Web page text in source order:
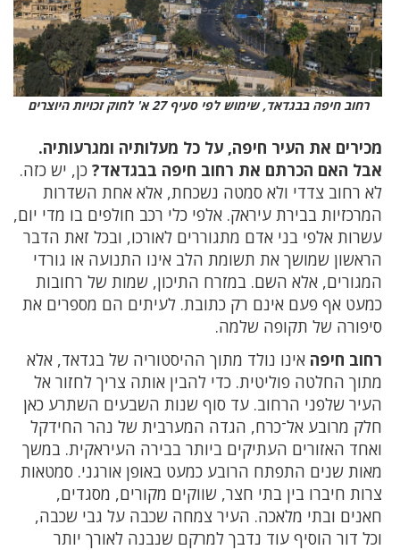
רחוב חיפה בבגדאד, שימוש לפי סעיף 27 א' לחוק זכויות היוצרים
מכירים את העיר חיפה, על כל מעלותיה ומגרעותיה.
אבל האם הכרתם את רחוב חיפה בבגדאד? כן, יש כזה.
לא רחוב צדדי ולא סמטה נשכחת, אלא אחת השדרות
המרכזיות בבירת עיראק. אלפי כלי רכב חולפים בו מדי יום,
עשרות אלפי בני אדם מתגוררים לאורכו, ובכל זאת הדבר
הראשון שמושך את תשומת הלב אינו התנועה או גורדי
המגורים, אלא השם. במזרח התיכון, שמות של רחובות
כמעט אף פעם אינם רק כתובת. לעיתים הם מספרים את
סיפורה של תקופה שלמה.
רחוב חיפה אינו נולד מתוך ההיסטוריה של בגדאד, אלא
מתוך החלטה פוליטית. כדי להבין אותה צריך לחזור אל
העיר שלפני הרחוב. עד סוף שנות השבעים השתרע כאן
חלק מרובע אל־כרח, הגדה המערבית של נהר החידקל
ואחד האזורים העתיקים ביותר בבירה העיראקית. במשך
מאות שנים התפתח הרובע כמעט באופן אורגני. סמטאות
צרות חיברו בין בתי חצר, שווקים מקורים, מסגדים,
חאנים ובתי מלאכה. העיר צמחה שכבה על גבי שכבה,
וכל דור הוסיף עוד נדבך למרקם שנבנה לאורך יותר